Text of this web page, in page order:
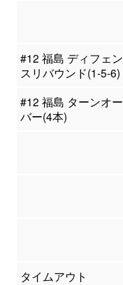
#12 福島 ディフェン
スリバウンド(1-5-6)
#12 福島 ターンオー
バー(4本)
タイムアウト